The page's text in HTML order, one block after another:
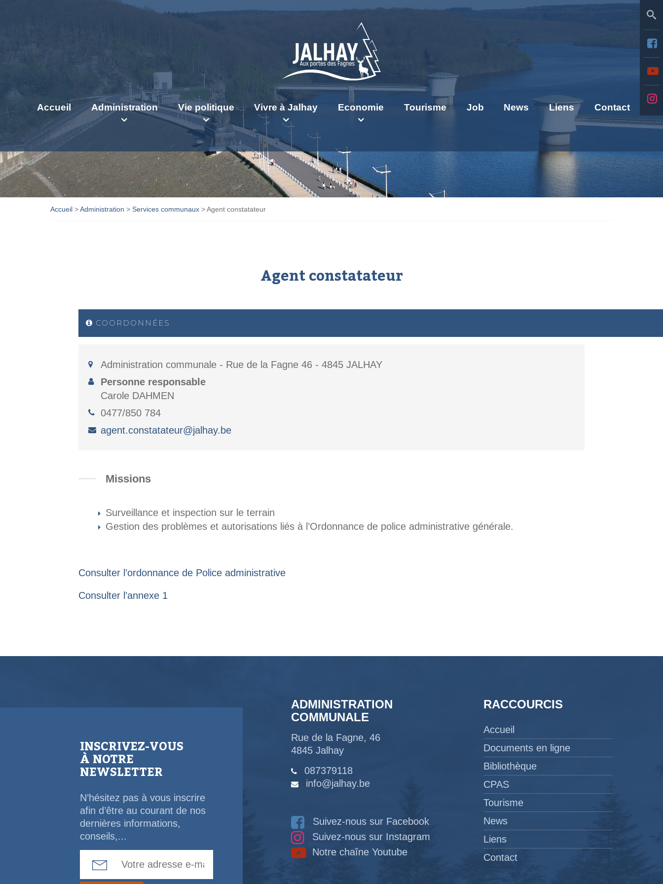
Accueil Administration Vie politique Vivre à Jalhay Economie Tourisme Job News Liens Contact
Accueil >Administration > Services communaux >Agent constatateur
Agent constatateur
COORDONNÉES
Administration communale - Rue de la Fagne 46 - 4845 JALHAY
Personne responsable
Carole DAHMEN
0477/850 784
agent.constatateur@jalhay.be
Missions
Surveillance et inspection sur le terrain
Gestion des problèmes et autorisations liés à l’Ordonnance de police administrative générale.
Consulter l’ordonnance de Police administrative
Consulter l’annexe 1
INSCRIVEZ-VOUS
À NOTRE
NEWSLETTER
N’hésitez pas à vous inscrire
afin d’être au courant de nos
dernières informations,
conseils,...
ADMINISTRATION
COMMUNALE
Rue de la Fagne, 46
4845 Jalhay
087379118
info@jalhay.be
Suivez-nous sur Facebook
Suivez-nous sur Instagram
Notre chaîne Youtube
RACCOURCIS
Accueil
Documents en ligne
Bibliothèque
CPAS
Tourisme
News
Liens
Contact